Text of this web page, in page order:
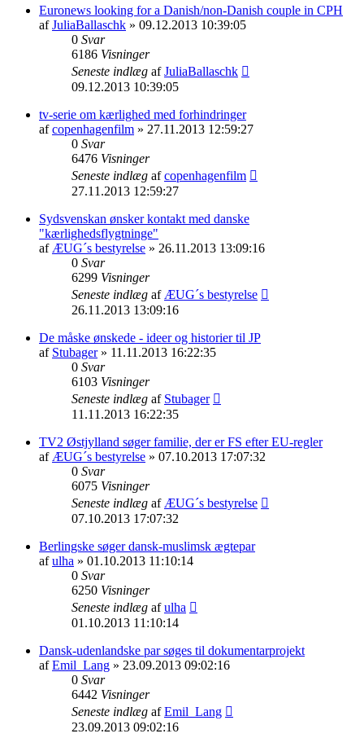
Euronews looking for a Danish/non-Danish couple in CPH
afJuliaBallaschk » 09.12.2013 10:39:05
0 Svar
6186 Visninger
Seneste indlæg afJuliaBallaschk
09.12.2013 10:39:05
tv-serie om kærlighed med forhindringer
afcopenhagenfilm » 27.11.2013 12:59:27
0 Svar
6476 Visninger
Seneste indlæg afcopenhagenfilm
27.11.2013 12:59:27
Sydsvenskan ønsker kontakt med danske
"kærlighedsflygtninge"
af ÆUG´s bestyrelse » 26.11.2013 13:09:16
0 Svar
6299 Visninger
Seneste indlæg af ÆUG´s bestyrelse
26.11.2013 13:09:16
De måske ønskede - ideer og historier til JP
af Stubager» 11.11.2013 16:22:35
0 Svar
6103 Visninger
Seneste indlæg af Stubager
11.11.2013 16:22:35
TV2 Østjylland søger familie, der er FS efter EU-regler
af ÆUG´s bestyrelse » 07.10.2013 17:07:32
0 Svar
6075 Visninger
Seneste indlæg af ÆUG´s bestyrelse
07.10.2013 17:07:32
Berlingske søger dansk-muslimsk ægtepar
afulha » 01.10.2013 11:10:14
0 Svar
6250 Visninger
Seneste indlæg afulha
01.10.2013 11:10:14
Dansk-udenlandske par søges til dokumentarprojekt
afEmil_Lang » 23.09.2013 09:02:16
0 Svar
6442 Visninger
Seneste indlæg afEmil_Lang
23.09.2013 09:02:16